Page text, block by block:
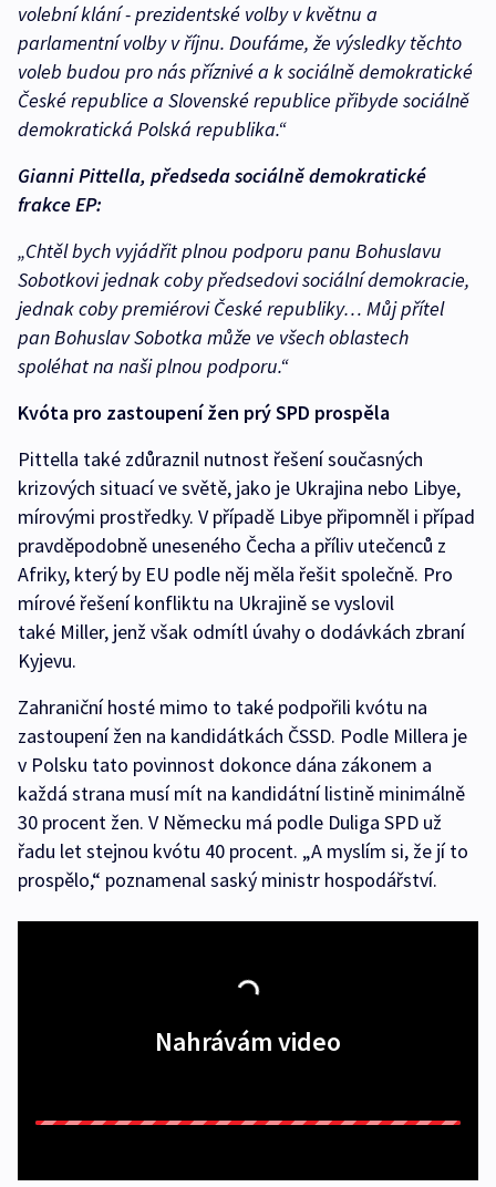
volební klání - prezidentské volby v květnu a
parlamentní volby v říjnu. Doufáme, že výsledky těchto
voleb budou pro nás příznivé a k sociálně demokratické
České republice a Slovenské republice přibyde sociálně
demokratická Polská republika.“
Gianni Pittella, předseda sociálně demokratické
frakce EP:
„Chtěl bych vyjádřit plnou podporu panu Bohuslavu
Sobotkovi jednak coby předsedovi sociální demokracie,
jednak coby premiérovi České republiky… Můj přítel
pan Bohuslav Sobotka může ve všech oblastech
spoléhat na naši plnou podporu.“
Kvóta pro zastoupení žen prý SPD prospěla
Pittella také zdůraznil nutnost řešení současných
krizových situací ve světě, jako je Ukrajina nebo Libye,
mírovými prostředky. V případě Libye připomněl i případ
pravděpodobně uneseného Čecha a příliv utečenců z
Afriky, který by EU podle něj měla řešit společně. Pro
mírové řešení konfliktu na Ukrajině se vyslovil
také Miller, jenž však odmítl úvahy o dodávkách zbraní
Kyjevu.
Zahraniční hosté mimo to také podpořili kvótu na
zastoupení žen na kandidátkách ČSSD. Podle Millera je
v Polsku tato povinnost dokonce dána zákonem a
každá strana musí mít na kandidátní listině minimálně
30 procent žen. V Německu má podle Duliga SPD už
řadu let stejnou kvótu 40 procent. „A myslím si, že jí to
prospělo,“ poznamenal saský ministr hospodářství.
Nahrávám video